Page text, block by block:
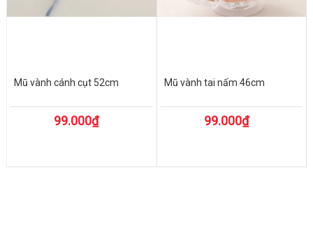
Mũ vành cánh cụt 52cm
99.000₫
Mũ vành tai nấm 46cm
99.000₫